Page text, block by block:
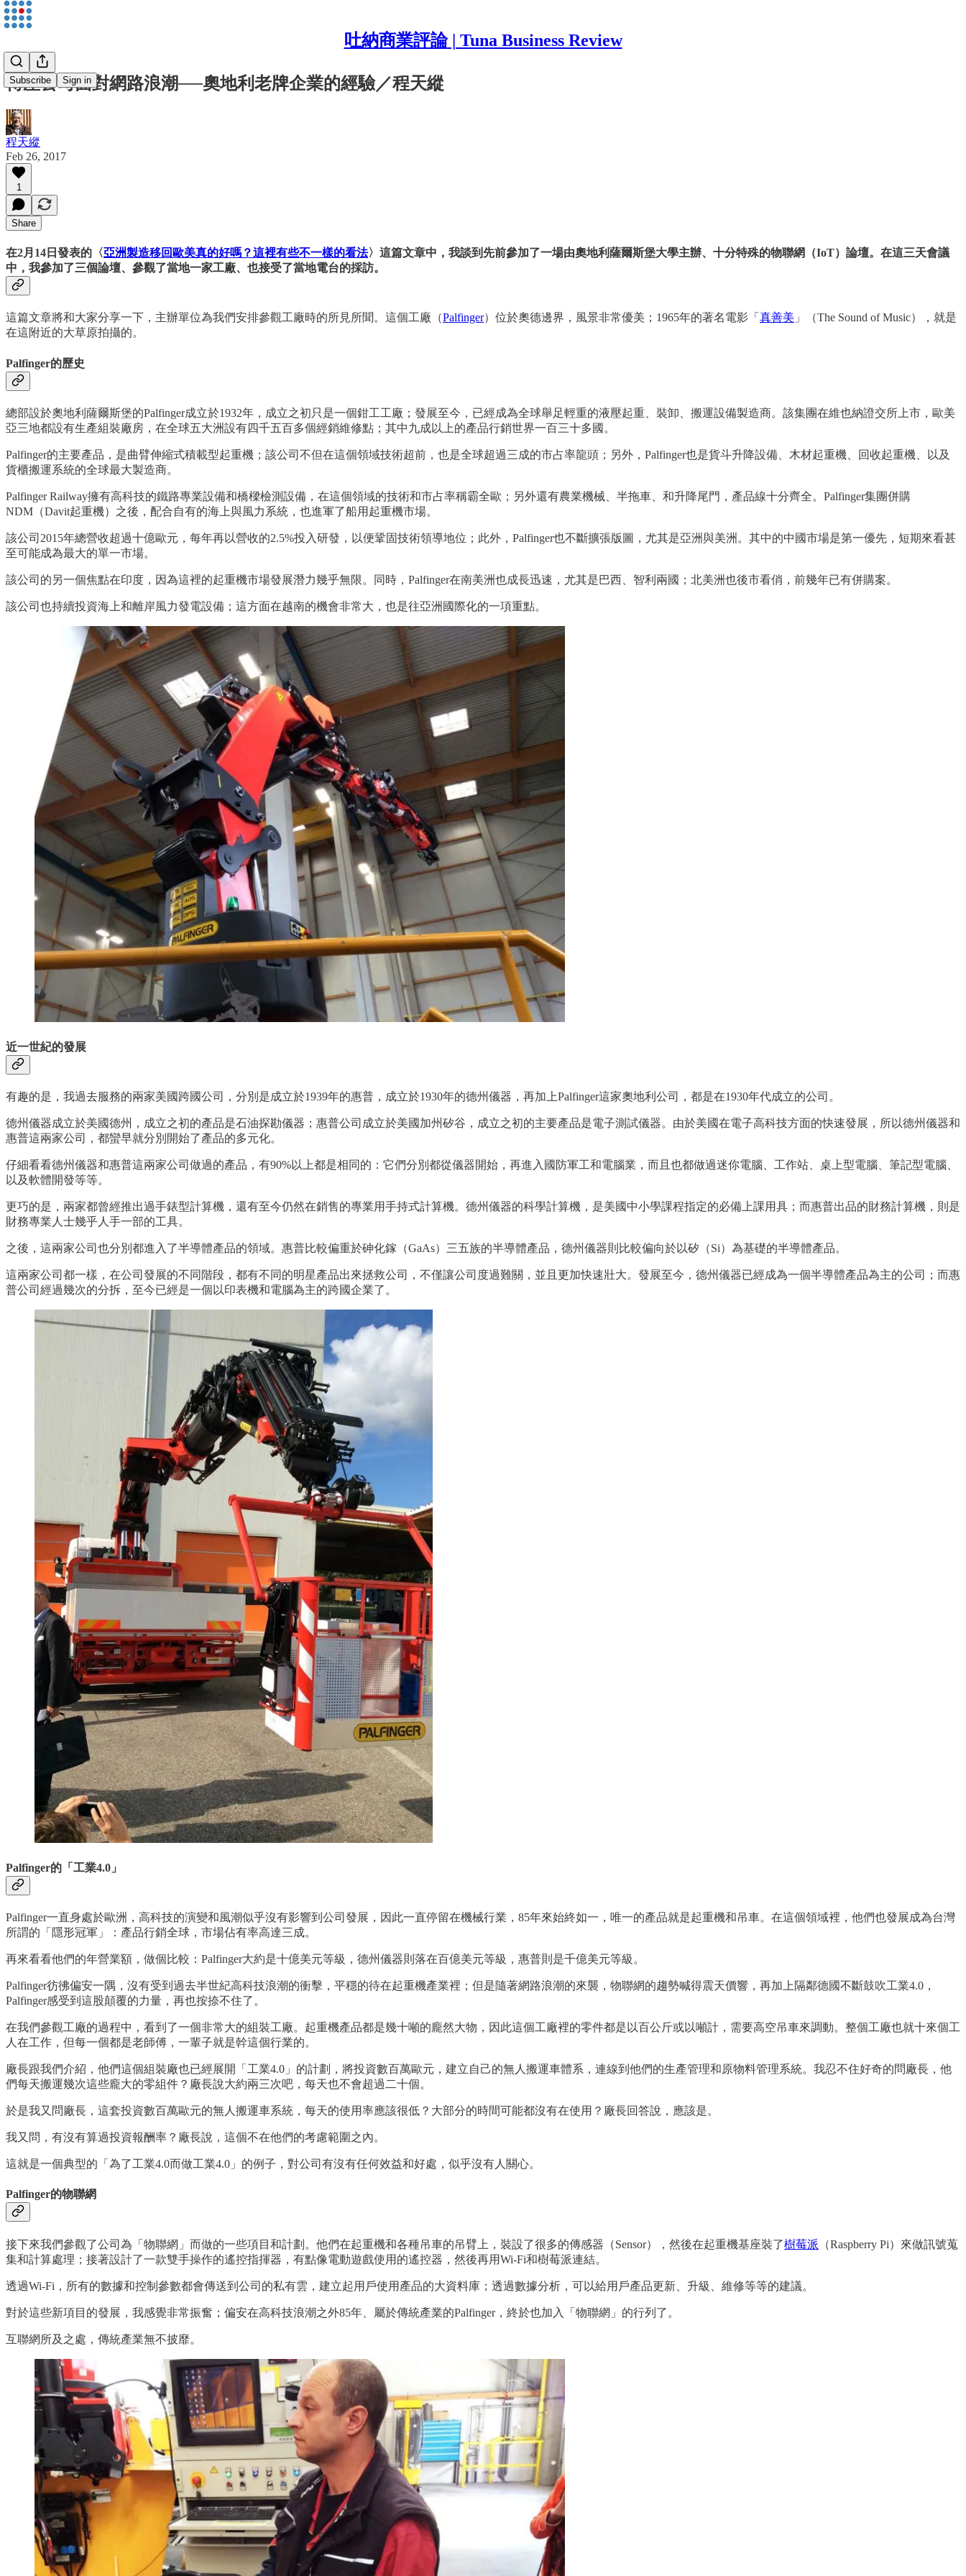
吐納商業評論 | Tuna Business Review
Subscribe Sign in
傳產公司面對網路浪潮──奧地利老牌企業的經驗／程天縱
程天縱
Feb 26, 2017
1
Share
在2月14日發表的〈亞洲製造移回歐美真的好嗎？這裡有些不一樣的看法〉這篇文章中，我談到先前參加了一場由奧地利薩爾斯堡大學主辦、十分特殊的物聯網（IoT）論壇。在這三天會議
中，我參加了三個論壇、參觀了當地一家工廠、也接受了當地電台的採訪。
這篇文章將和大家分享一下，主辦單位為我們安排參觀工廠時的所見所聞。這個工廠（Palfinger）位於奧德邊界，風景非常優美；1965年的著名電影「 真善美 」（The Sound of Music），就是
在這附近的大草原拍攝的。
Palfinger的歷史
總部設於奧地利薩爾斯堡的Palfinger成立於1932年，成立之初只是一個鉗工工廠；發展至今，已經成為全球舉足輕重的液壓起重、裝卸、搬運設備製造商。該集團在維也納證交所上市，歐美
亞三地都設有生產組裝廠房，在全球五大洲設有四千五百多個經銷維修點；其中九成以上的產品行銷世界一百三十多國。
Palfinger的主要產品，是曲臂伸縮式積載型起重機；該公司不但在這個領域技術超前，也是全球超過三成的市占率龍頭；另外，Palfinger也是貨斗升降設備、木材起重機、回收起重機、以及
貨櫃搬運系統的全球最大製造商。
Palfinger Railway擁有高科技的鐵路專業設備和橋樑檢測設備，在這個領域的技術和市占率稱霸全歐；另外還有農業機械、半拖車、和升降尾門，產品線十分齊全。Palfinger集團併購
NDM（Davit起重機）之後，配合自有的海上與風力系統，也進軍了船用起重機市場。
該公司2015年總營收超過十億歐元，每年再以營收的2.5%投入研發，以便鞏固技術領導地位；此外，Palfinger也不斷擴張版圖，尤其是亞洲與美洲。其中的中國市場是第一優先，短期來看甚
至可能成為最大的單一市場。
該公司的另一個焦點在印度，因為這裡的起重機市場發展潛力幾乎無限。同時，Palfinger在南美洲也成長迅速，尤其是巴西、智利兩國；北美洲也後市看俏，前幾年已有併購案。
該公司也持續投資海上和離岸風力發電設備；這方面在越南的機會非常大，也是往亞洲國際化的一項重點。
近一世紀的發展
有趣的是，我過去服務的兩家美國跨國公司，分別是成立於1939年的惠普，成立於1930年的德州儀器，再加上Palfinger這家奧地利公司，都是在1930年代成立的公司。
德州儀器成立於美國德州，成立之初的產品是石油探勘儀器；惠普公司成立於美國加州矽谷，成立之初的主要產品是電子測試儀器。由於美國在電子高科技方面的快速發展，所以德州儀器和
惠普這兩家公司，都蠻早就分別開始了產品的多元化。
仔細看看德州儀器和惠普這兩家公司做過的產品，有90%以上都是相同的：它們分別都從儀器開始，再進入國防軍工和電腦業，而且也都做過迷你電腦、工作站、桌上型電腦、筆記型電腦、
以及軟體開發等等。
更巧的是，兩家都曾經推出過手錶型計算機，還有至今仍然在銷售的專業用手持式計算機。德州儀器的科學計算機，是美國中小學課程指定的必備上課用具；而惠普出品的財務計算機，則是
財務專業人士幾乎人手一部的工具。
之後，這兩家公司也分別都進入了半導體產品的領域。惠普比較偏重於砷化鎵（GaAs）三五族的半導體產品，德州儀器則比較偏向於以矽（Si）為基礎的半導體產品。
這兩家公司都一樣，在公司發展的不同階段，都有不同的明星產品出來拯救公司，不僅讓公司度過難關，並且更加快速壯大。發展至今，德州儀器已經成為一個半導體產品為主的公司；而惠
普公司經過幾次的分拆，至今已經是一個以印表機和電腦為主的跨國企業了。
Palfinger的「工業4.0」
Palfinger一直身處於歐洲，高科技的演變和風潮似乎沒有影響到公司發展，因此一直停留在機械行業，85年來始終如一，唯一的產品就是起重機和吊車。在這個領域裡，他們也發展成為台灣
所謂的「隱形冠軍」：產品行銷全球，市場佔有率高達三成。
再來看看他們的年營業額，做個比較：Palfinger大約是十億美元等級，德州儀器則落在百億美元等級，惠普則是千億美元等級。
Palfinger彷彿偏安一隅，沒有受到過去半世紀高科技浪潮的衝擊，平穩的待在起重機產業裡；但是隨著網路浪潮的來襲，物聯網的趨勢喊得震天價響，再加上隔鄰德國不斷鼓吹工業4.0，
Palfinger感受到這股顛覆的力量，再也按捺不住了。
在我們參觀工廠的過程中，看到了一個非常大的組裝工廠。起重機產品都是幾十噸的龐然大物，因此這個工廠裡的零件都是以百公斤或以噸計，需要高空吊車來調動。整個工廠也就十來個工
人在工作，但每一個都是老師傅，一輩子就是幹這個行業的。
廠長跟我們介紹，他們這個組裝廠也已經展開「工業4.0」的計劃，將投資數百萬歐元，建立自己的無人搬運車體系，連線到他們的生產管理和原物料管理系統。我忍不住好奇的問廠長，他
們每天搬運幾次這些龐大的零組件？廠長說大約兩三次吧，每天也不會超過二十個。
於是我又問廠長，這套投資數百萬歐元的無人搬運車系統，每天的使用率應該很低？大部分的時間可能都沒有在使用？廠長回答說，應該是。
我又問，有沒有算過投資報酬率？廠長說，這個不在他們的考慮範圍之內。
這就是一個典型的「為了工業4.0而做工業4.0」的例子，對公司有沒有任何效益和好處，似乎沒有人關心。
Palfinger的物聯網
接下來我們參觀了公司為「物聯網」而做的一些項目和計劃。他們在起重機和各種吊車的吊臂上，裝設了很多的傳感器（Sensor），然後在起重機基座裝了樹莓派 （Raspberry Pi）來做訊號蒐
集和計算處理；接著設計了一款雙手操作的遙控指揮器，有點像電動遊戲使用的遙控器，然後再用Wi-Fi和樹莓派連結。
透過Wi-Fi，所有的數據和控制參數都會傳送到公司的私有雲，建立起用戶使用產品的大資料庫；透過數據分析，可以給用戶產品更新、升級、維修等等的建議。
對於這些新項目的發展，我感覺非常振奮；偏安在高科技浪潮之外85年、屬於傳統產業的Palfinger，終於也加入「物聯網」的行列了。
互聯網所及之處，傳統產業無不披靡。